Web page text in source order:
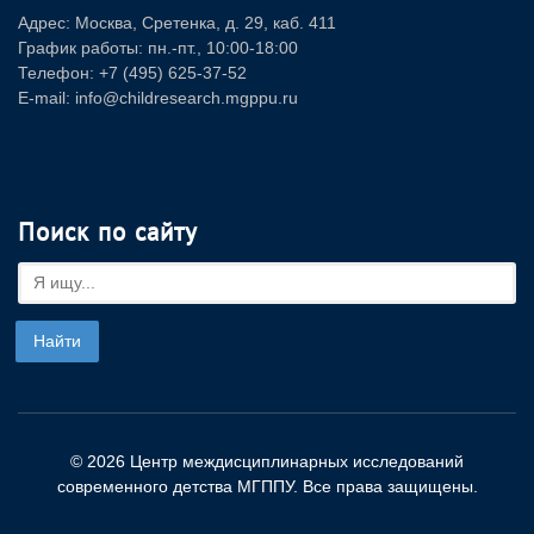
Адрес: Москва, Сретенка, д. 29, каб. 411
График работы: пн.-пт., 10:00-18:00
Телефон: +7 (495) 625-37-52
E-mail: info@childresearch.mgppu.ru
Поиск по сайту
© 2026 Центр междисциплинарных исследований
современного детства МГППУ. Все права защищены.